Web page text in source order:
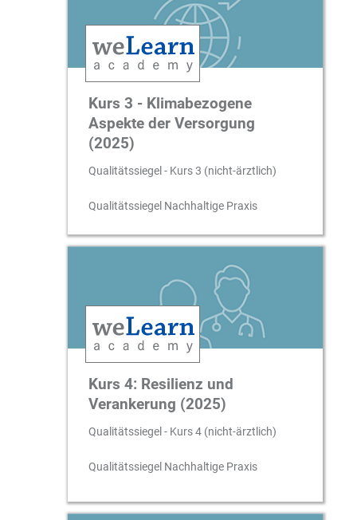
Kurs 3 - Klimabezogene
Aspekte der Versorgung
(2025)
Qualitätssiegel - Kurs 3 (nicht-ärztlich)
Qualitätssiegel Nachhaltige Praxis
Kurs 4: Resilienz und
Verankerung (2025)
Qualitätssiegel - Kurs 4 (nicht-ärztlich)
Qualitätssiegel Nachhaltige Praxis